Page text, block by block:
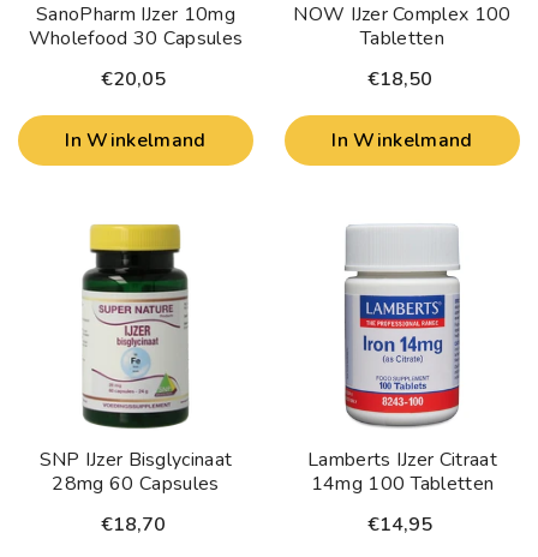
SanoPharm IJzer 10mg
Wholefood 30 Capsules
€20,05
In Winkelmand
NOW IJzer Complex 100
Tabletten
€18,50
In Winkelmand
SNP IJzer Bisglycinaat
28mg 60 Capsules
€18,70
Lamberts IJzer Citraat
14mg 100 Tabletten
€14,95